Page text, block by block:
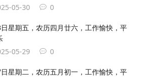
05-30
0
星期五，农历四月廿六，工作愉快，平
05-29
0
星期二，农历五月初一，工作愉快，平